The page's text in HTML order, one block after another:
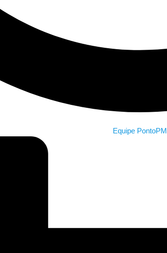
Equipe PontoPM